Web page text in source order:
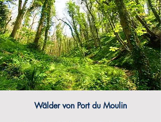
Wälder von Port du Moulin